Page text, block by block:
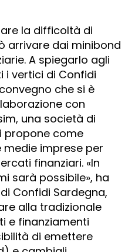
la difficoltà di
arrivare dai minibond
A spiegarlo agli
i vertici di Confidi
che si è
con
una società di
propone come
imprese per
finanziari. «In
sarà possibile», ha
Confidi Sardegna,
alla tradizionale
e finanziamenti
di emettere